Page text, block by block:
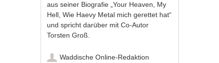
aus seiner Biografie „Your Heaven, My
Hell, Wie Haevy Metal mich gerettet hat“
und spricht darüber mit Co-Autor
Torsten Groß.
Waddische Online-Redaktion